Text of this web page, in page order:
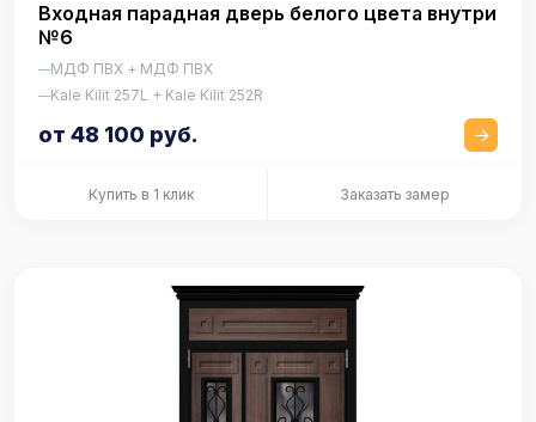
Входная парадная дверь белого цвета внутри
№6
МДФ ПВХ + МДФ ПВХ
Kale Kilit 257L + Kale Kilit 252R
от 48 100 руб.
Купить в 1 клик Заказать замер